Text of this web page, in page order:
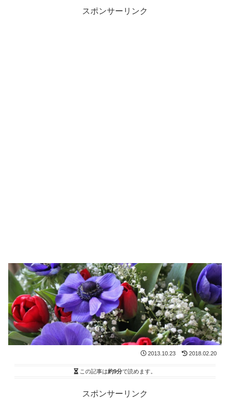
スポンサーリンク
2013.10.23 2018.02.20
この記事は約9分で読めます。
スポンサーリンク